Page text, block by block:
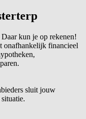
kun je op rekenen!
onafhankelijk financieel
sluit jouw